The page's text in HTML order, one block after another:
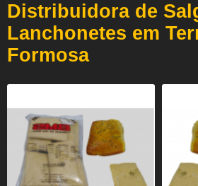
Distribuidora de
Lanchonetes em
Formosa